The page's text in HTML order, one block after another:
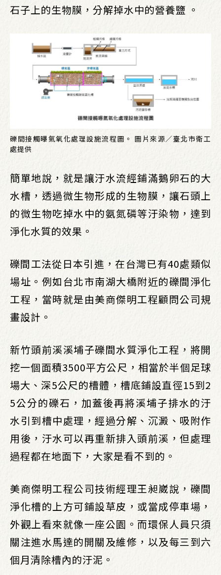
石子上的生物膜，分解掉水中的營養鹽 。
礫間接觸曝氣氧化處理設施流程圖。 圖片來源／臺北市衛工
處提供
簡單地說，就是讓汙水流經鋪滿鵝卵石的大
水槽，透過微生物形成的生物膜，讓石頭上
的微生物吃掉水中的氨氮磷等汙染物，達到
淨化水質的效果。
礫間工法從日本引進，在台灣已有40處類似
場址。例如台北市南湖大橋附近的礫間淨化
工程，當時就是由美商傑明工程顧問公司規
畫設計。
新竹頭前溪溪埔子礫間水質淨化工程，將開
挖一個面積3500平方公尺，相當於半個足球
場大、深5公尺的槽體，槽底鋪設直徑15到2
5公分的礫石，加蓋後再將溪埔子排水的汙
水引到槽中處理，經過分解、沉澱、吸附作
用後，汙水可以再重新排入頭前溪，但處理
過程都在地面下，大家是看不到的。
美商傑明工程公司技術經理王昶崴說，礫間
淨化槽的上方可鋪設草皮，或當成停車場，
外觀上看來就像一座公園。而環保人員只須
關注進水馬達的開關及維修，以及每三到六
個月清除槽內的汙泥。